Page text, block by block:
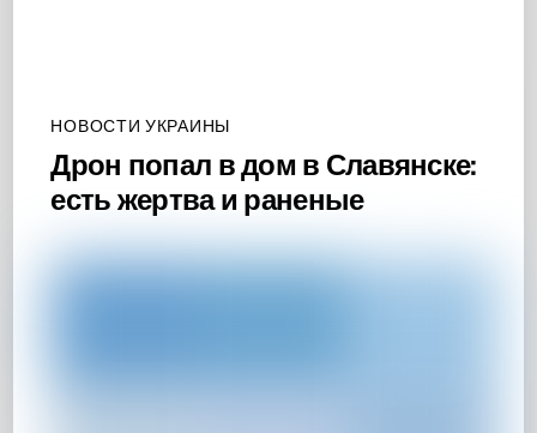
НОВОСТИ УКРАИНЫ
Дрон попал в дом в Славянске:
есть жертва и раненые